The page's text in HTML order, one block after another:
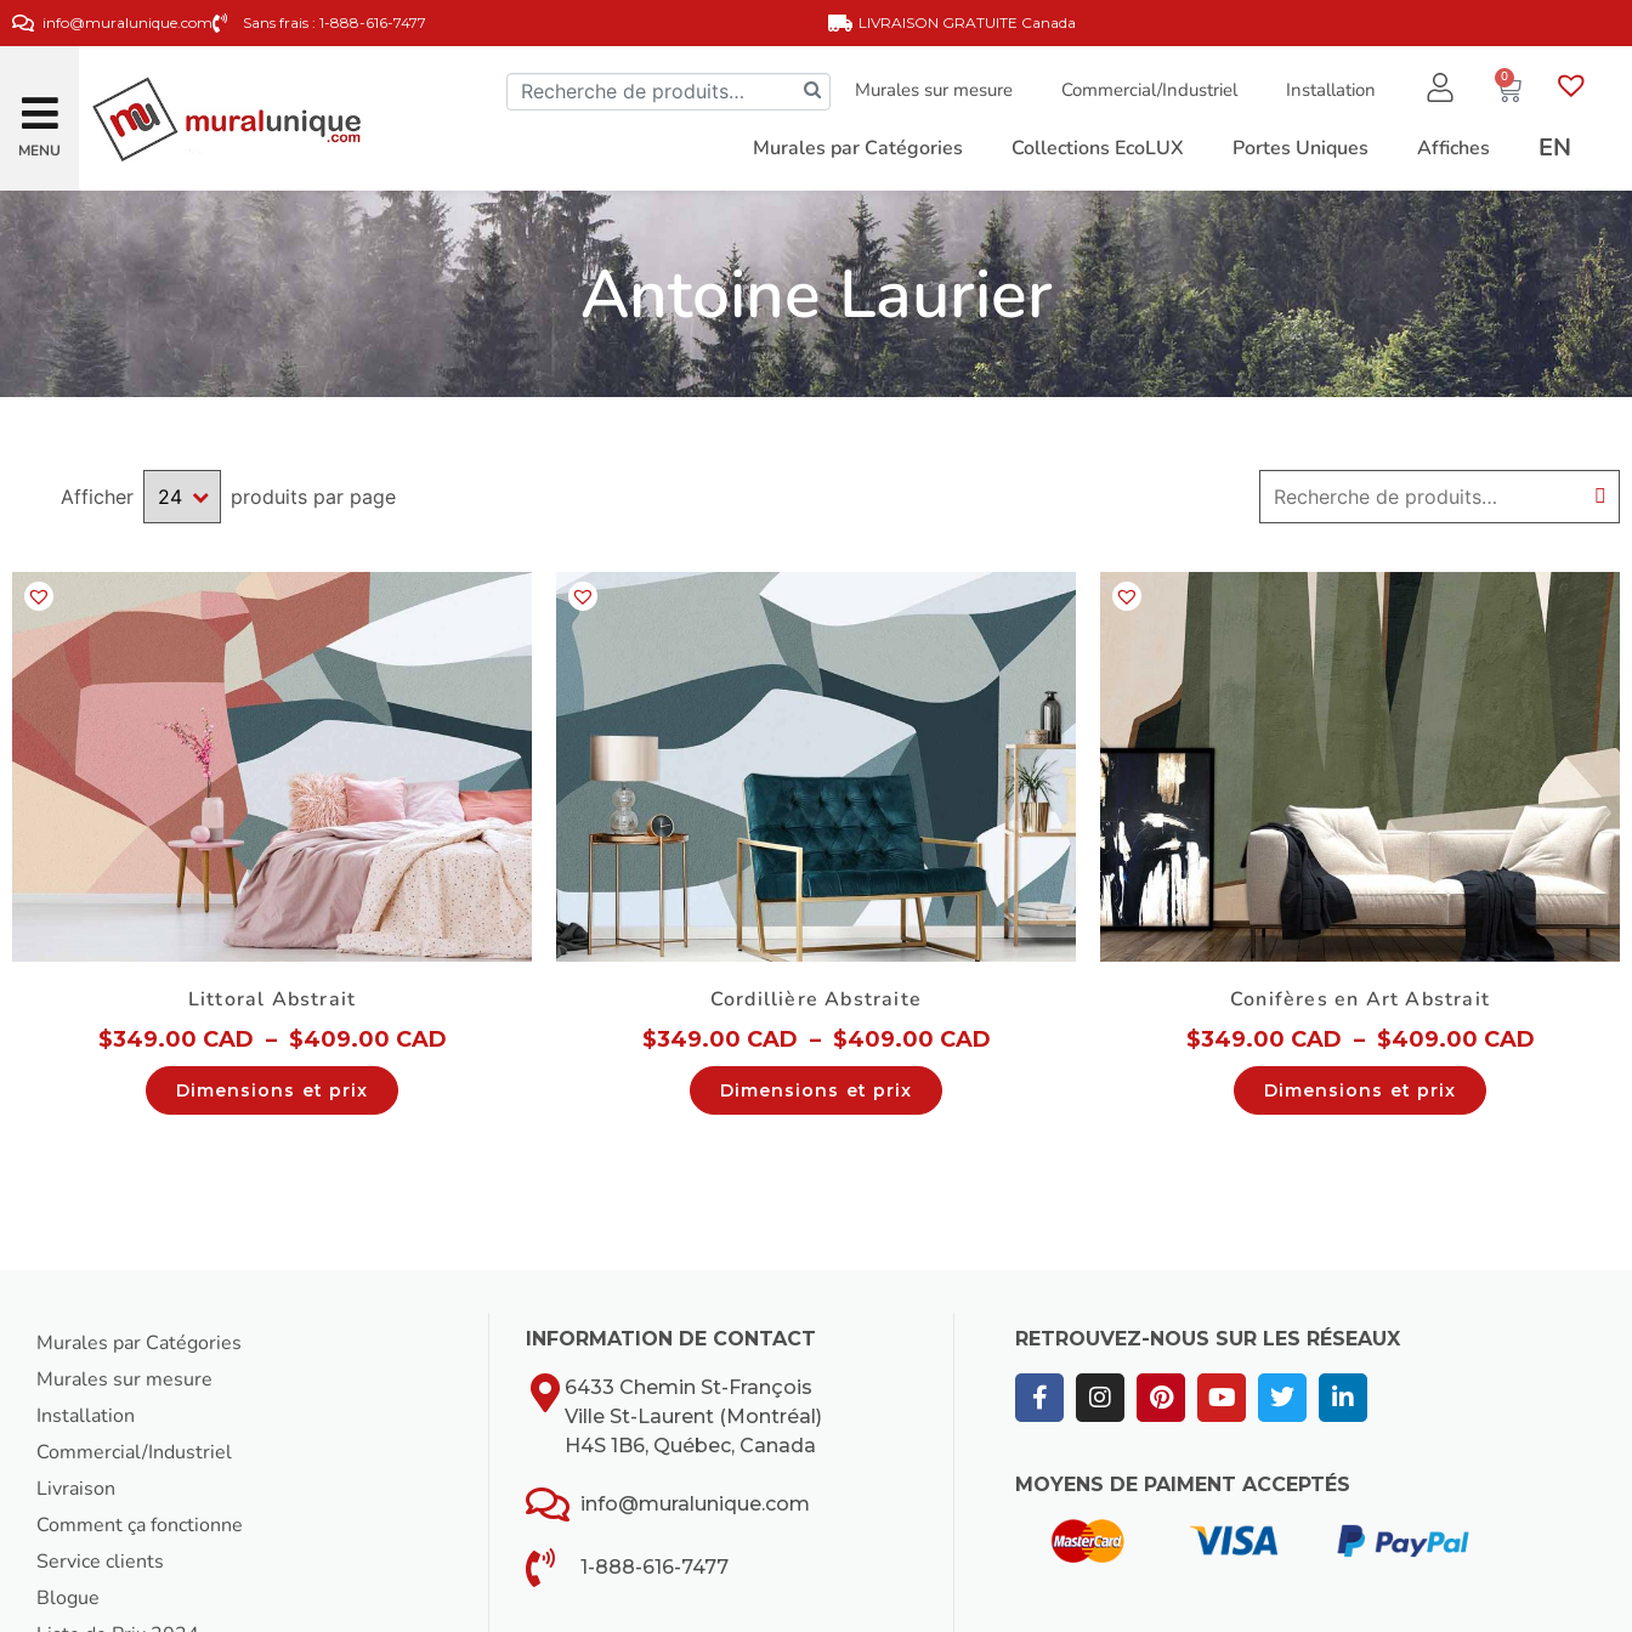
info@muralunique.com Sans frais : 1-888-616-7477 LIVRAISON GRATUITE Canada
MENU
Murales sur mesure Commercial/Industriel Installation
0
Murales par Catégories Collections EcoLUX Portes Uniques Affiches EN
Antoine Laurier
Afficher produits par page
Littoral Abstrait
$349.00 CAD – $409.00 CAD
Dimensions et prix
Cordillière Abstraite
$349.00 CAD – $409.00 CAD
Dimensions et prix
Conifères en Art Abstrait
$349.00 CAD – $409.00 CAD
Dimensions et prix
Murales par Catégories
Murales sur mesure
Installation
Commercial/Industriel
Livraison
Comment ça fonctionne
Service clients
Blogue
INFORMATION DE CONTACT
6433 Chemin St-François
Ville St-Laurent (Montréal)
H4S 1B6, Québec, Canada
info@muralunique.com
1-888-616-7477
RETROUVEZ-NOUS SUR LES RÉSEAUX
MOYENS DE PAIMENT ACCEPTÉS